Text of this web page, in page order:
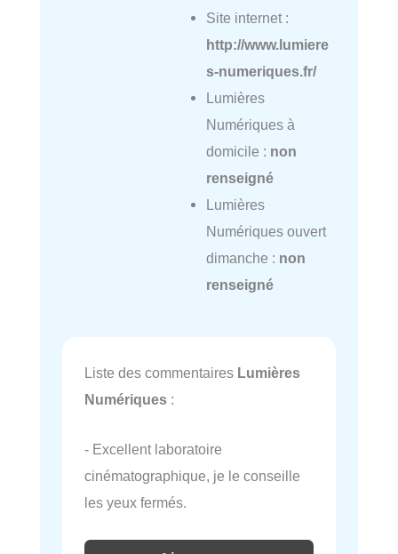
Site internet :
http://www.lumiere
s-numeriques.fr/
Lumières
Numériques à
domicile : non
renseigné
Lumières
Numériques ouvert
dimanche : non
renseigné
Liste des commentaires Lumières
Numériques :
- Excellent laboratoire
cinématographique, je le conseille
les yeux fermés.